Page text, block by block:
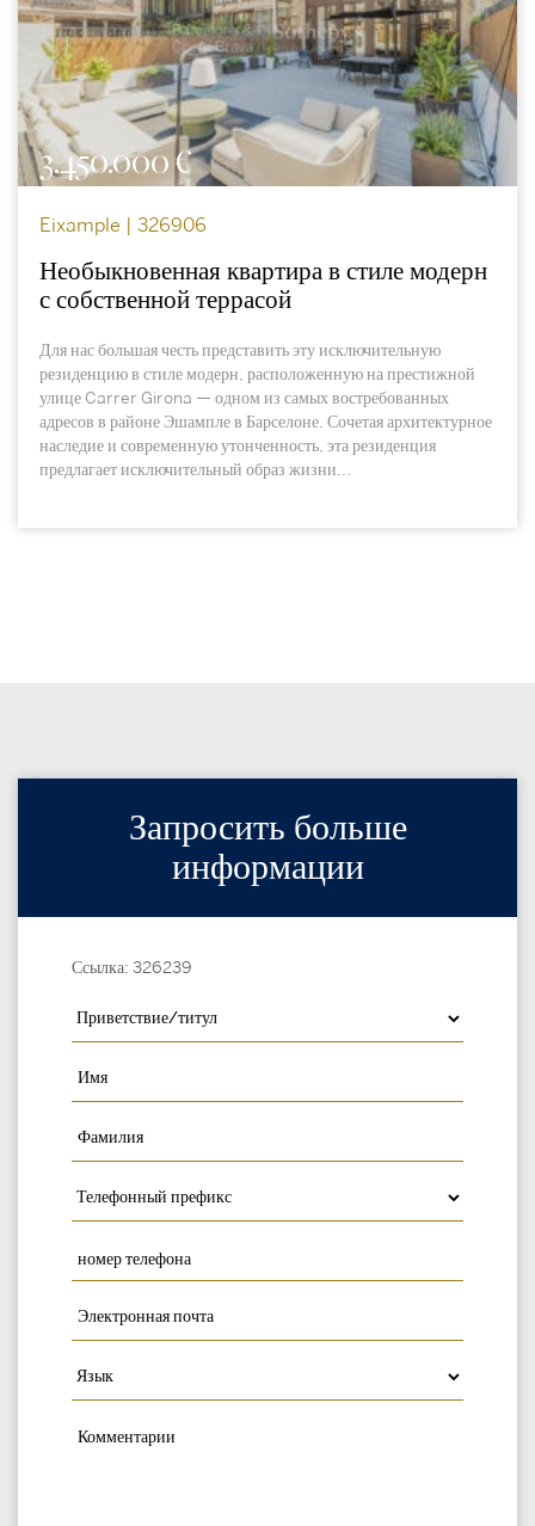
3.450.000 €
Eixample | 326906
Необыкновенная квартира в стиле модерн
с собственной террасой
Для нас большая честь представить эту исключительную
резиденцию в стиле модерн, расположенную на престижной
улице Carrer Girona — одном из самых востребованных
адресов в районе Эшампле в Барселоне. Сочетая архитектурное
наследие и современную утонченность, эта резиденция
предлагает исключительный образ жизни...
Запросить больше
информации
Ссылка: 326239